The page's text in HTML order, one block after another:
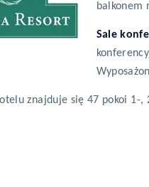
balkonem
Sale
znajduje się 47 pokoi 1-,